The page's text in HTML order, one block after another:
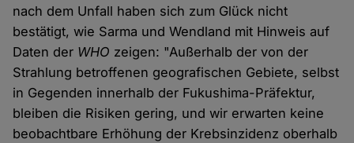
nach dem Unfall haben sich zum Glück nicht
bestätigt, wie Sarma und Wendland mit Hinweis auf
Daten der WHO zeigen: "Außerhalb der von der
Strahlung betroffenen geografischen Gebiete, selbst
in Gegenden innerhalb der Fukushima-Präfektur,
bleiben die Risiken gering, und wir erwarten keine
beobachtbare Erhöhung der Krebsinzidenz oberhalb